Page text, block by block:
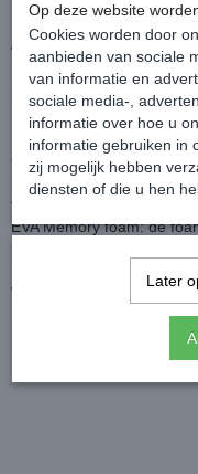
De Horka FlexPlus
voor volwassenen.
De opbouw van kleine
bewegingsvrijheid en een
Deze bodyprotector is
EN 13158:2018 Level 3
Chatellerault in Frankrijk.
bodies) die is aangesteld
testen en te keuren naar
EVA Memory foam: de
Wasvoorschrift: 30 graden
Materiaal: Buitenzijde:
lycra Voering: EVA
Op deze website
Cookies worden door
aanbieden van sociale
van informatie en
sociale media-,
informatie over hoe u
informatie gebruiken in
zij mogelijk hebben
diensten of die u hen
Later